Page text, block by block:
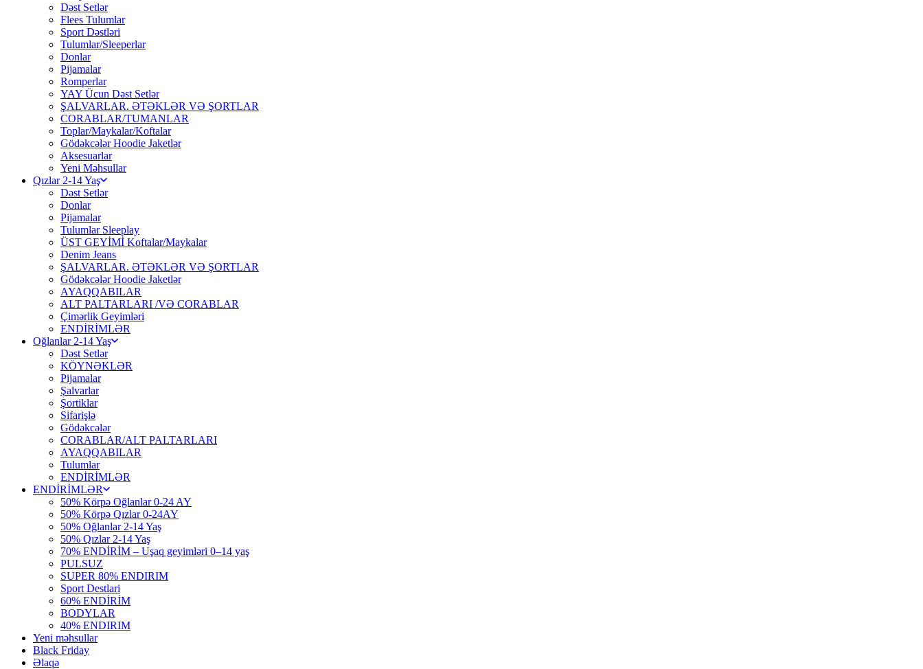
Dəst Setlər
Flees Tulumlar
Sport Dəstləri
Tulumlar/Sleeperlar
Donlar
Pijamalar
Romperlar
YAY Ücun Dəst Setlər
ŞALVARLAR. ƏTƏKLƏR VƏ ŞORTLAR
CORABLAR/TUMANLAR
Toplar/Maykalar/Koftalar
Gödəkcələr Hoodie Jaketlər
Aksesuarlar
Yeni Məhsullar
Qızlar 2-14 Yaş
Dəst Setlər
Donlar
Pijamalar
Tulumlar Sleeplay
ÜST GEYİMİ Koftalar/Maykalar
Denim Jeans
ŞALVARLAR. ƏTƏKLƏR VƏ ŞORTLAR
Gödəkcələr Hoodie Jaketlər
AYAQQABILAR
ALT PALTARLARI /VƏ CORABLAR
Çimərlik Geyimləri
ENDİRİMLƏR
Oğlanlar 2-14 Yaş
Dəst Setlər
KÖYNƏKLƏR
Pijamalar
Şalvarlar
Şortiklar
Sifarişlə
Gödəkcələr
CORABLAR/ALT PALTARLARI
AYAQQABILAR
Tulumlar
ENDİRİMLƏR
ENDİRİMLƏR
50% Körpə Oğlanlar 0-24 AY
50% Körpə Qızlar 0-24AY
50% Oğlanlar 2-14 Yaş
50% Qızlar 2-14 Yaş
70% ENDİRİM – Uşaq geyimləri 0–14 yaş
PULSUZ
SUPER 80% ENDIRIM
Sport Destlari
60% ENDİRİM
BODYLAR
40% ENDIRIM
Yeni məhsullar
Black Friday
Əlaqə